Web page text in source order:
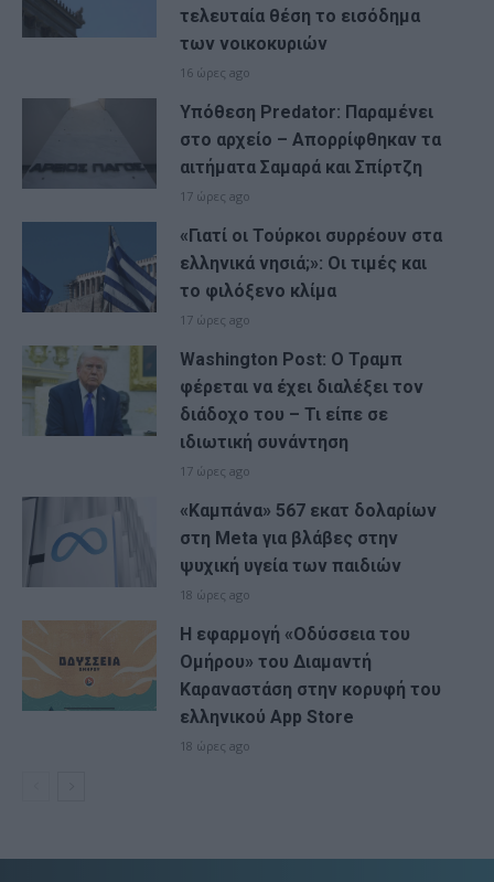
τελευταία θέση το εισόδημα
των νοικοκυριών
16 ώρες ago
Υπόθεση Predator: Παραμένει
στο αρχείο – Απορρίφθηκαν τα
αιτήματα Σαμαρά και Σπίρτζη
17 ώρες ago
«Γιατί οι Τούρκοι συρρέουν στα
ελληνικά νησιά;»: Οι τιμές και
το φιλόξενο κλίμα
17 ώρες ago
Washington Post: Ο Τραμπ
φέρεται να έχει διαλέξει τον
διάδοχο του – Τι είπε σε
ιδιωτική συνάντηση
17 ώρες ago
«Καμπάνα» 567 εκατ δολαρίων
στη Meta για βλάβες στην
ψυχική υγεία των παιδιών
18 ώρες ago
Η εφαρμογή «Οδύσσεια του
Ομήρου» του Διαμαντή
Καραναστάση στην κορυφή του
ελληνικού App Store
18 ώρες ago